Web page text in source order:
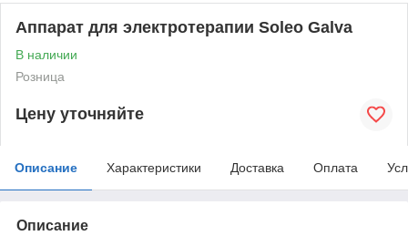
Аппарат для электротерапии Soleo Galva
В наличии
Розница
Цену уточняйте
Описание Характеристики Доставка Оплата
Описание